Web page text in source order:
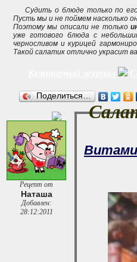
Судить о блюде только по
Пусть мы и не поймем насколько
Поэтому мы описали не только
уже готового блюда с
черносливом и курицей
Такой салатик отлично украсит
Поделиться…
Рецепт от
Наташа
Добавлен:
28:12:2011